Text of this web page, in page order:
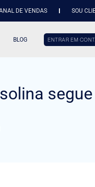
DE VENDAS SOU
BLOG ENTRAR EM
segue